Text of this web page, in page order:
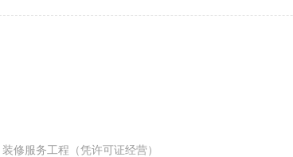
修服务工程（凭许可证经营）